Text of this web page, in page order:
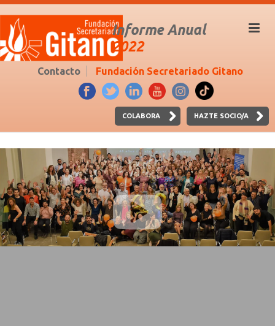
Informe Anual
2022
Contacto Fundación Secretariado Gitano
COLABORA HAZTE SOCIO/A